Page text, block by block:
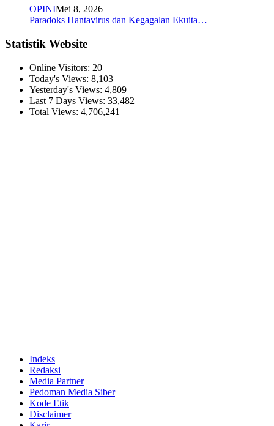
OPINIMei 8, 2026
Paradoks Hantavirus dan Kegagalan Ekuita…
Statistik Website
Online Visitors: 20
Today's Views: 8,103
Yesterday's Views: 4,809
Last 7 Days Views: 33,482
Total Views: 4,706,241
Indeks
Redaksi
Media Partner
Pedoman Media Siber
Kode Etik
Disclaimer